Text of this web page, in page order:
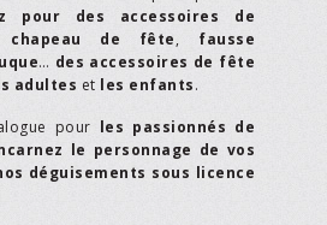
pour des accessoires de
chapeau de fête, fausse
… des accessoires de fête
adultes et les enfants.
pour les passionnés de
le personnage de vos
déguisements sous licence